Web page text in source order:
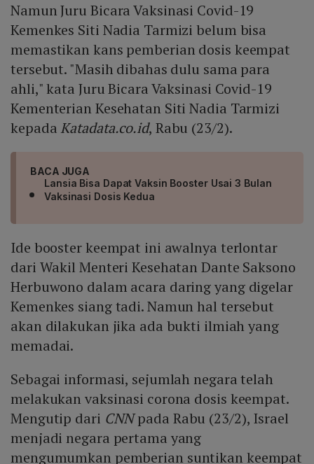
Namun Juru Bicara Vaksinasi Covid-19
Kemenkes Siti Nadia Tarmizi belum bisa
memastikan kans pemberian dosis keempat
tersebut. "Masih dibahas dulu sama para
ahli," kata Juru Bicara Vaksinasi Covid-19
Kementerian Kesehatan Siti Nadia Tarmizi
kepada Katadata.co.id, Rabu (23/2).
BACA JUGA
Lansia Bisa Dapat Vaksin Booster Usai 3 Bulan
Vaksinasi Dosis Kedua
Ide booster keempat ini awalnya terlontar
dari Wakil Menteri Kesehatan Dante Saksono
Herbuwono dalam acara daring yang digelar
Kemenkes siang tadi. Namun hal tersebut
akan dilakukan jika ada bukti ilmiah yang
memadai.
Sebagai informasi, sejumlah negara telah
melakukan vaksinasi corona dosis keempat.
Mengutip dari CNNpada Rabu (23/2), Israel
menjadi negara pertama yang
mengumumkan pemberian suntikan keempat